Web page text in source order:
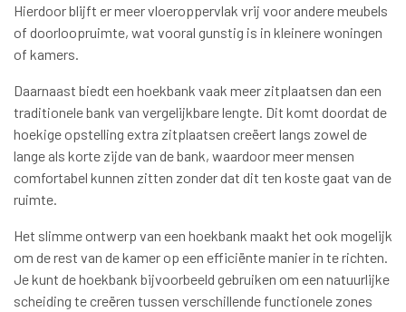
Hierdoor blijft er meer vloeroppervlak vrij voor andere meubels
of doorloopruimte, wat vooral gunstig is in kleinere woningen
of kamers.
Daarnaast biedt een hoekbank vaak meer zitplaatsen dan een
traditionele bank van vergelijkbare lengte. Dit komt doordat de
hoekige opstelling extra zitplaatsen creëert langs zowel de
lange als korte zijde van de bank, waardoor meer mensen
comfortabel kunnen zitten zonder dat dit ten koste gaat van de
ruimte.
Het slimme ontwerp van een hoekbank maakt het ook mogelijk
om de rest van de kamer op een efficiënte manier in te richten.
Je kunt de hoekbank bijvoorbeeld gebruiken om een natuurlijke
scheiding te creëren tussen verschillende functionele zones